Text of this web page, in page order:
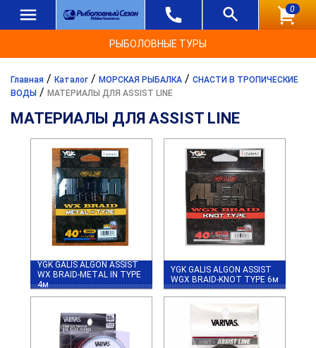
0
РЫБОЛОВНЫЕ ТУРЫ
Главная / Каталог / МОРСКАЯ РЫБАЛКА / СНАСТИ В ТРОПИЧЕСКИЕ
ВОДЫ / МАТЕРИАЛЫ ДЛЯ ASSIST LINE
МАТЕРИАЛЫ ДЛЯ ASSIST LINE
YGK GALIS ALGON ASSIST
WX BRAID-METAL IN TYPE
4м
YGK GALIS ALGON ASSIST
WGX BRAID-KNOT TYPE 6м